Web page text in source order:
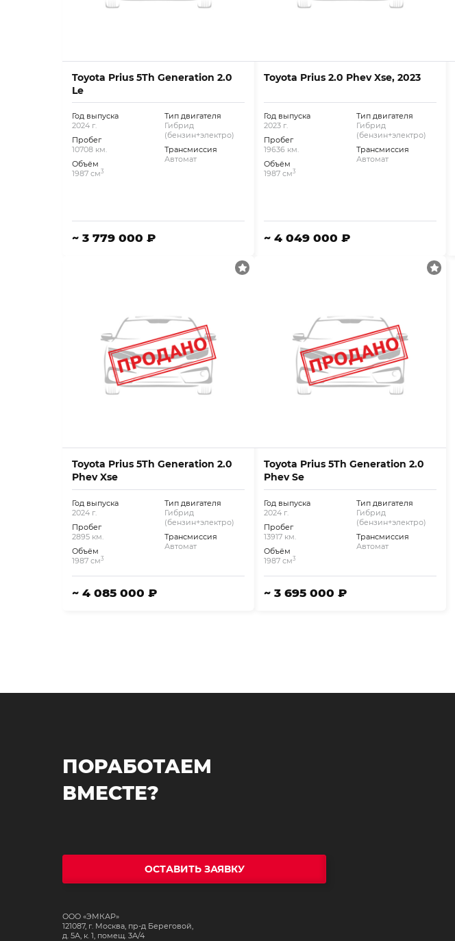
Toyota Prius 5Th Generation 2.0
Le
Год выпуска
2024 г.
Пробег
10708 км.
Объём
1987 см3
Тип двигателя
Гибрид
(бензин+электро)
Трансмиссия
Автомат
~ 3 779 000 ₽
Toyota Prius 2.0 Phev Xse, 2023
Год выпуска
2023 г.
Пробег
19636 км.
Объём
1987 см3
Тип двигателя
Гибрид
(бензин+электро)
Трансмиссия
Автомат
~ 4 049 000 ₽
Toyota Prius 5Th Generation 2.0
Phev Xse
Год выпуска
2024 г.
Пробег
2895 км.
Объём
1987 см3
Тип двигателя
Гибрид
(бензин+электро)
Трансмиссия
Автомат
~ 4 085 000 ₽
Toyota Prius 5Th Generation 2.0
Phev Se
Год выпуска
2024 г.
Пробег
13917 км.
Объём
1987 см3
Тип двигателя
Гибрид
(бензин+электро)
Трансмиссия
Автомат
~ 3 695 000 ₽
ПОРАБОТАЕМ
ВМЕСТЕ?
ОСТАВИТЬ ЗАЯВКУ
ООО «ЭМКАР»
121087, г. Москва, пр-д Береговой,
д. 5А, к. 1, помещ. 3А/4